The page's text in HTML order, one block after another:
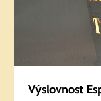
Výslovnost